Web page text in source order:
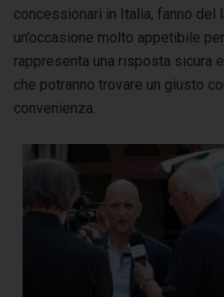
concessionari in Italia, fanno del
un’occasione molto appetibile
rappresenta una risposta sicura
che potranno trovare un giusto
convenienza.